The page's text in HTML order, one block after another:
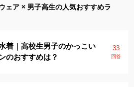
ェア × 男子高生の人気おすすめラ
着｜高校生男子のかっこい
のおすすめは？
33
回答